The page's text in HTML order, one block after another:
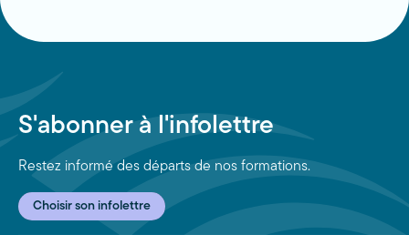
S'abonner à l'infolettre
Restez informé des départs de nos formations.
Choisir son infolettre